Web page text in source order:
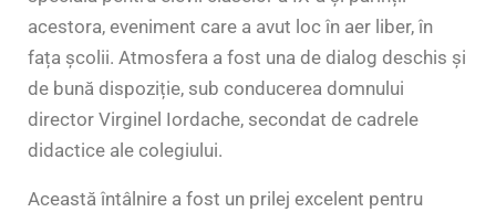
acestora, eveniment care a avut loc în aer liber, în
fața școlii. Atmosfera a fost una de dialog deschis și
de bună dispoziție, sub conducerea domnului
director Virginel Iordache, secondat de cadrele
didactice ale colegiului.
Această întâlnire a fost un prilej excelent pentru